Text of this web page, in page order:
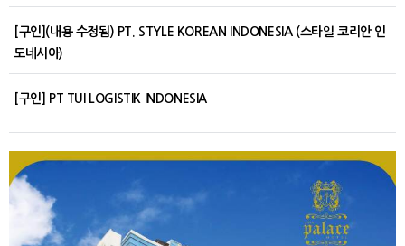
[구인](내용 수정됨) PT. STYLE KOREAN INDONESIA (스타일 코리안 인
도네시아)
[구인] PT TUI LOGISTIK INDONESIA